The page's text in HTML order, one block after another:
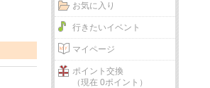
お気に入り
行きたいイベント
マイページ
ポイント交換
（現在 0ポイント）